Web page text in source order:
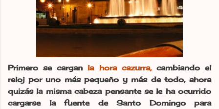
Primero se carganla hora cazurra,cambiando el
reloj por uno más pequeño y más de todo, ahora
quizás la misma cabeza pensante se le ha ocurrido
cargarse la fuente de Santo Domingo para